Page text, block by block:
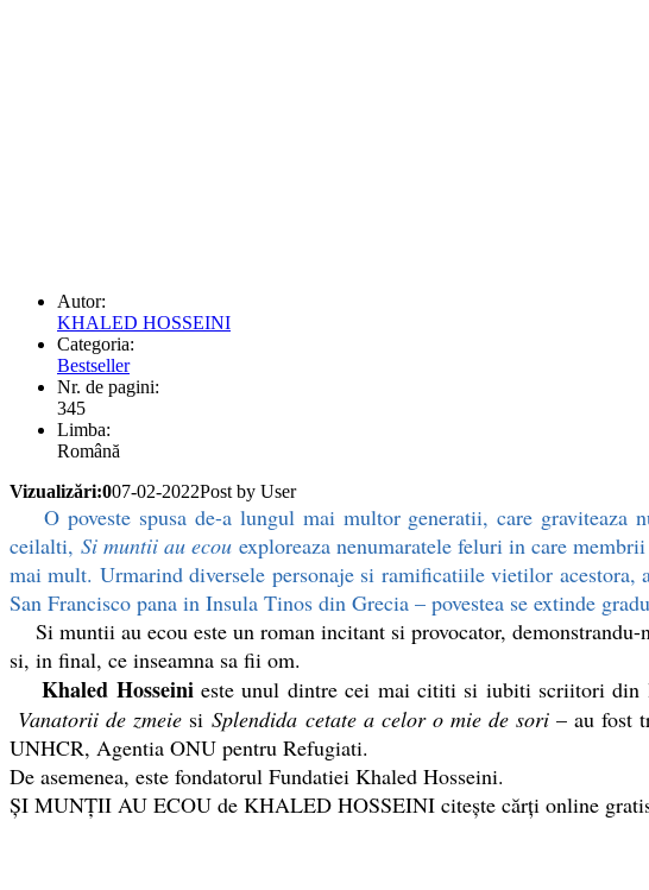
Autor:
KHALED HOSSEINI
Categoria:
Bestseller
Nr. de pagini:
345
Limba:
Română
Vizualizări:007-02-2022Post by User
O poveste spusa de-a lungul mai multor generatii, care
ceilalti,Si muntii au ecou exploreaza nenumaratele feluri in care
mai mult. Urmarind diversele personaje si ramificatiile vietilor
San Francisco pana in Insula Tinos din Grecia – povestea se extinde
Si muntii au ecou este un roman incitant si provocator,
si, in final, ce inseamna sa fii om.
Khaled Hosseini este unul dintre cei mai cititi si iubiti scriitori din
Vanatorii de zmeie siSplendida cetate a celor o mie de sori – au fost
UNHCR, Agentia ONU pentru Refugiati.
De asemenea, este fondatorul Fundatiei Khaled Hosseini.
ŞI MUNŢII AU ECOU de KHALED HOSSEINI citește cărți online